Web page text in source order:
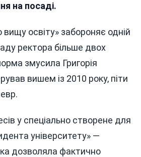
на посаді.
вищу освіту» забороняє одній
ректора більше двох
змусила Григорія
вишем із 2010 року, піти
у спеціально створене для
університету» —
дозволяла фактично